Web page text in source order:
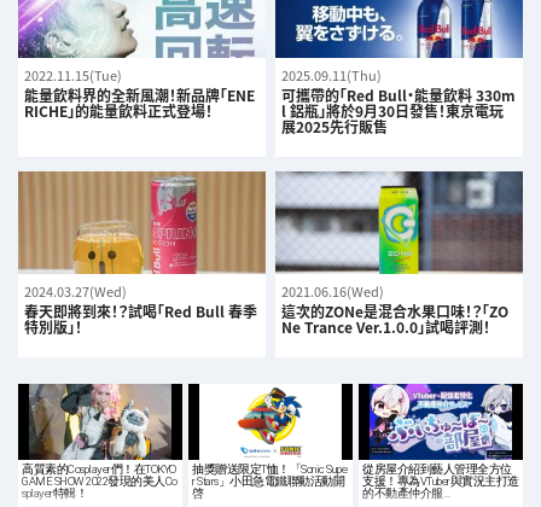
2022.11.15(Tue)
能量飲料界的全新風潮！新品牌「ENE
RICHE」的能量飲料正式登場！
2025.09.11(Thu)
可攜帶的「Red Bull・能量飲料 330m
l 鋁瓶」將於9月30日發售！東京電玩
展2025先行販售
2024.03.27(Wed)
春天即將到來！？試喝「Red Bull 春季
特別版」！
2021.06.16(Wed)
這次的ZONe是混合水果口味！？「ZO
Ne Trance Ver.1.0.0」試喝評測！
高質素的Cosplayer們！在TOKYO
GAME SHOW 2022發現的美人Co
splayer特輯！
抽獎贈送限定T恤！「Sonic Supe
r Stars」小田急電鐵聯動活動開
啓
從房屋介紹到藝人管理全方位
支援！專為VTuber與實況主打造
的不動產仲介服…